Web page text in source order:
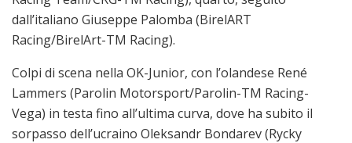
dall’italiano Giuseppe Palomba (BirelART
Racing/BirelArt-TM Racing).
Colpi di scena nella OK-Junior, con l’olandese René
Lammers (Parolin Motorsport/Parolin-TM Racing-
Vega) in testa fino all’ultima curva, dove ha subito il
sorpasso dell’ucraino Oleksandr Bondarev (Rycky